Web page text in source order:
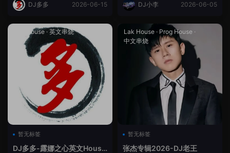
DJ多多 2026-06-15 DJ小李 2026-06-05
Lak House· 英文串烧
暂无标签
DJ多多-露娜之心英文House
Lak House · Prog House ·
中文串烧
暂无标签
张杰专辑2026-DJ老王